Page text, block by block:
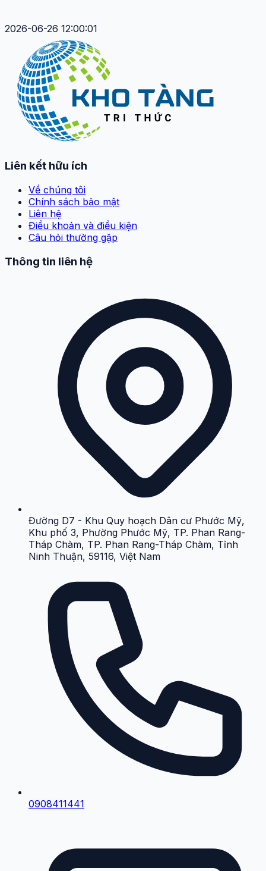
2026-06-26 12:00:01
Liên kết hữu ích
Về chúng tôi
Chính sách bảo mật
Liên hệ
Điều khoản và điều kiện
Câu hỏi thường gặp
Thông tin liên hệ
Đường D7 - Khu Quy hoạch Dân cư Phước Mỹ,
Khu phố 3, Phường Phước Mỹ, TP. Phan Rang-
Tháp Chàm, TP. Phan Rang-Tháp Chàm, Tỉnh
Ninh Thuận, 59116, Việt Nam
0908411441